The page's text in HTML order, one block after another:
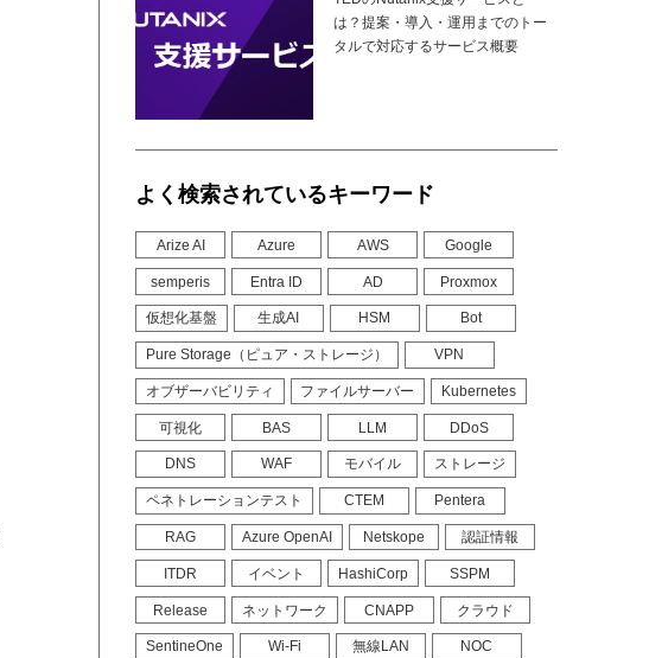
は？提案・導入・運用までのトー
タルで対応するサービス概要
よく検索されているキーワード
Arize AI Azure AWS Google
semperis Entra ID AD Proxmox
仮想化基盤 生成AI HSM Bot
Pure Storage（ピュア・ストレージ） VPN
オブザーバビリティ ファイルサーバー Kubernetes
可視化 BAS LLM DDoS
DNS WAF モバイル ストレージ
ペネトレーションテスト CTEM Pentera
RAG Azure OpenAI Netskope 認証情報
ITDR イベント HashiCorp SSPM
Release ネットワーク CNAPP クラウド
SentineOne Wi-Fi 無線LAN NOC